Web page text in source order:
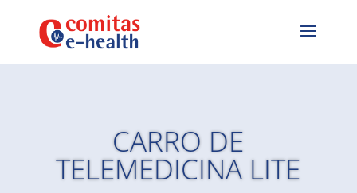
CARRO DE
TELEMEDICINA LITE